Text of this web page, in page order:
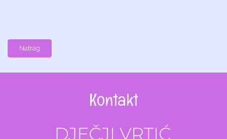
Natrag
Kontakt